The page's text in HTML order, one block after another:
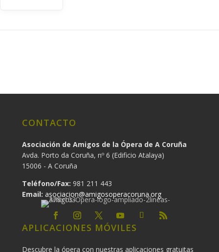
CONTACTO
Asociación de Amigos de la Ópera de A Coruña
Avda. Porto da Coruña, nº 6 (Edificio Atalaya)
15006 - A Coruña
Teléfono/Fax: 981 211 443
Email: asociacion@amigosoperacoruna.org
APLICACIONES MÓVILES
Descubre la ópera con nuestras aplicaciones gratuitas